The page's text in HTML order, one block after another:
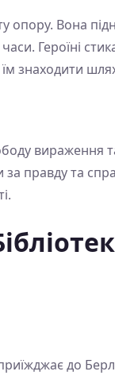
Вона
Героїні
знаходити
вираження
правду та
до